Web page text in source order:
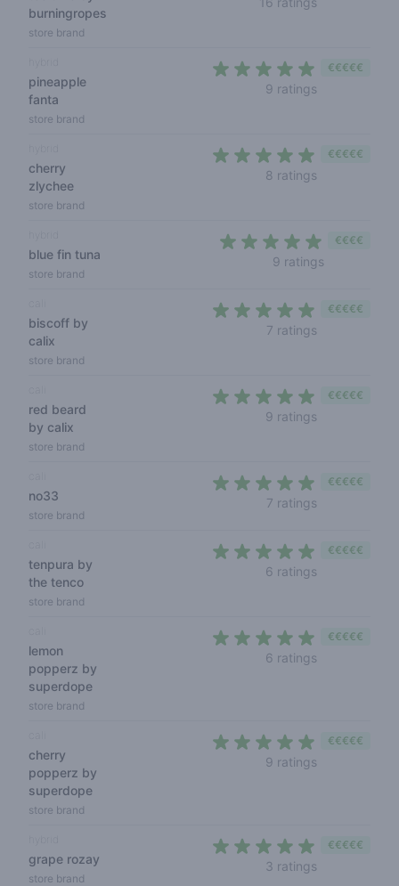
burningropes
store brand
pineapple
fanta
store brand
9 ratings
€€€€€
cherry
zlychee
store brand
8 ratings
€€€€€
blue fin tuna
store brand
9 ratings
€€€€
biscoff by
calix
store brand
7 ratings
€€€€€
red beard
by calix
store brand
9 ratings
€€€€€
no33
store brand
7 ratings
€€€€€
tenpura by
the tenco
store brand
6 ratings
€€€€€
lemon
popperz by
superdope
store brand
6 ratings
€€€€€
cherry
popperz by
superdope
store brand
9 ratings
€€€€€
grape rozay
store brand
3 ratings
€€€€€